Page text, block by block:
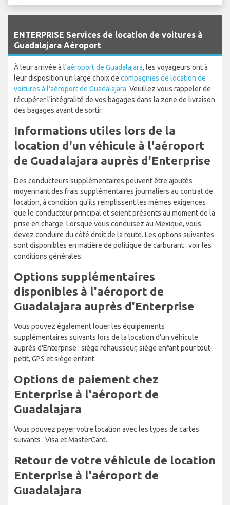
ENTERPRISE Services de location de voitures à
Guadalajara Aéroport
À leur arrivée à l'aéroport de Guadalajara, les voyageurs ont à
leur disposition un large choix de compagnies de location de
voitures à l'aéroport de Guadalajara. Veuillez vous rappeler de
récupérer l'intégralité de vos bagages dans la zone de livraison
des bagages avant de sortir.
Informations utiles lors de la
location d'un véhicule à l'aéroport
de Guadalajara auprès d'Enterprise
Des conducteurs supplémentaires peuvent être ajoutés
moyennant des frais supplémentaires journaliers au contrat de
location, à condition qu'ils remplissent les mêmes exigences
que le conducteur principal et soient présents au moment de la
prise en charge. Lorsque vous conduisez au Mexique, vous
devez conduire du côté droit de la route. Les options suivantes
sont disponibles en matière de politique de carburant : voir les
conditions générales.
Options supplémentaires
disponibles à l'aéroport de
Guadalajara auprès d'Enterprise
Vous pouvez également louer les équipements
supplémentaires suivants lors de la location d'un véhicule
auprès d'Enterprise : siège rehausseur, siège enfant pour tout-
petit, GPS et siège enfant.
Options de paiement chez
Enterprise à l'aéroport de
Guadalajara
Vous pouvez payer votre location avec les types de cartes
suivants : Visa et MasterCard.
Retour de votre véhicule de location
Enterprise à l'aéroport de
Guadalajara